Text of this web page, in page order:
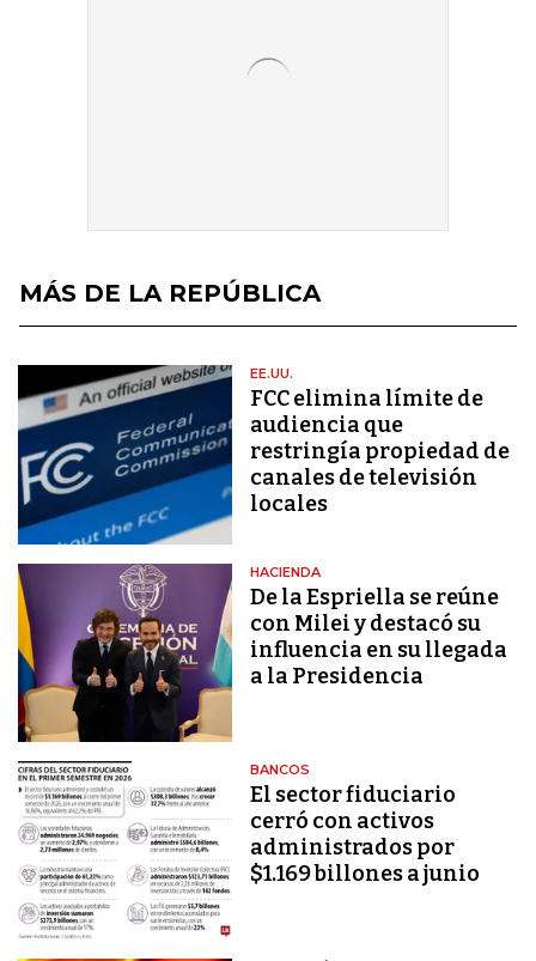
MÁS DE LA REPÚBLICA
EE.UU.
FCC elimina límite de
audiencia que
restringía propiedad de
canales de televisión
locales
HACIENDA
De la Espriella se reúne
con Milei y destacó su
influencia en su llegada
a la Presidencia
BANCOS
El sector fiduciario
cerró con activos
administrados por
$1.169 billones a junio